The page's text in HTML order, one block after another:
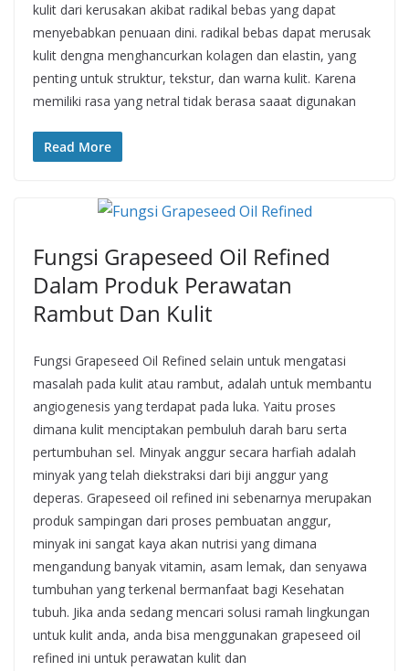
kulit dari kerusakan akibat radikal bebas yang dapat
menyebabkan penuaan dini. radikal bebas dapat merusak
kulit dengna menghancurkan kolagen dan elastin, yang
penting untuk struktur, tekstur, dan warna kulit. Karena
memiliki rasa yang netral tidak berasa saaat digunakan
Read More
Fungsi Grapeseed Oil Refined
Dalam Produk Perawatan
Rambut Dan Kulit
Fungsi Grapeseed Oil Refined selain untuk mengatasi
masalah pada kulit atau rambut, adalah untuk membantu
angiogenesis yang terdapat pada luka. Yaitu proses
dimana kulit menciptakan pembuluh darah baru serta
pertumbuhan sel. Minyak anggur secara harfiah adalah
minyak yang telah diekstraksi dari biji anggur yang
deperas. Grapeseed oil refined ini sebenarnya merupakan
produk sampingan dari proses pembuatan anggur,
minyak ini sangat kaya akan nutrisi yang dimana
mengandung banyak vitamin, asam lemak, dan senyawa
tumbuhan yang terkenal bermanfaat bagi Kesehatan
tubuh. Jika anda sedang mencari solusi ramah lingkungan
untuk kulit anda, anda bisa menggunakan grapeseed oil
refined ini untuk perawatan kulit dan